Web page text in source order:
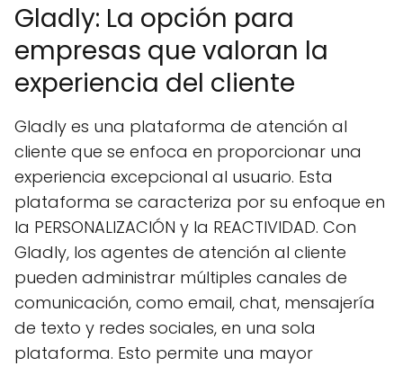
Gladly: La opción para
empresas que valoran la
experiencia del cliente
Gladly es una plataforma de atención al
cliente que se enfoca en proporcionar una
experiencia excepcional al usuario. Esta
plataforma se caracteriza por su enfoque en
la PERSONALIZACIÓN y la REACTIVIDAD. Con
Gladly, los agentes de atención al cliente
pueden administrar múltiples canales de
comunicación, como email, chat, mensajería
de texto y redes sociales, en una sola
plataforma. Esto permite una mayor